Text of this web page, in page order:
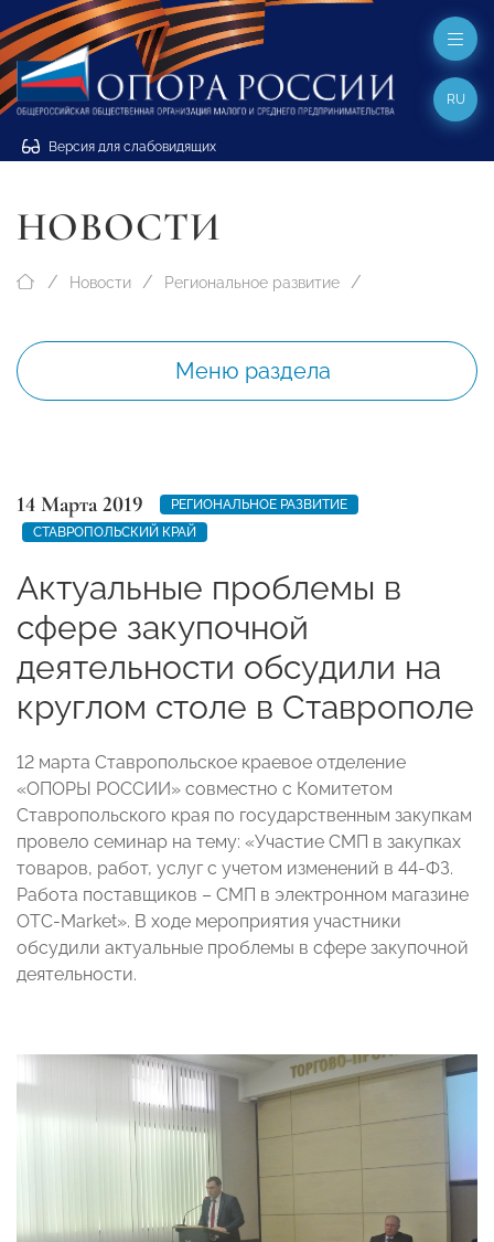
Версия для слабовидящих
RU
НОВОСТИ
Новости Региональное развитие
Меню раздела
14 Марта 2019
РЕГИОНАЛЬНОЕ РАЗВИТИЕ
СТАВРОПОЛЬСКИЙ КРАЙ
Актуальные проблемы в
сфере закупочной
деятельности обсудили на
круглом столе в Ставрополе
12 марта Ставропольское краевое отделение
«ОПОРЫ РОССИИ» совместно с Комитетом
Ставропольского края по государственным закупкам
провело семинар на тему: «Участие СМП в закупках
товаров, работ, услуг с учетом изменений в 44-ФЗ.
Работа поставщиков – СМП в электронном магазине
ОТС-Market». В ходе мероприятия участники
обсудили актуальные проблемы в сфере закупочной
деятельности.